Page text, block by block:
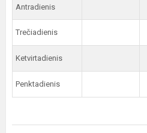
Antradienis
Trečiadienis
Ketvirtadienis
Penktadienis